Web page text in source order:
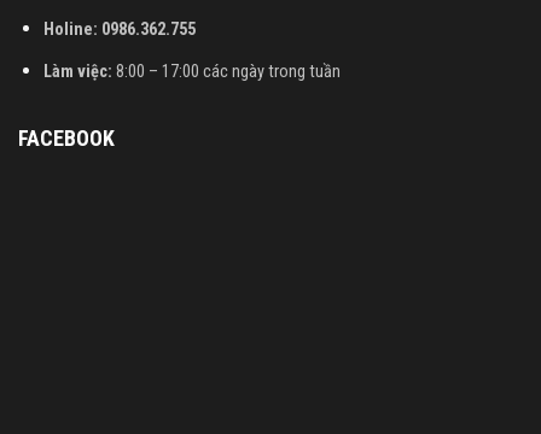
Holine: 0986.362.755
Làm việc: 8:00 – 17:00 các ngày trong tuần
FACEBOOK